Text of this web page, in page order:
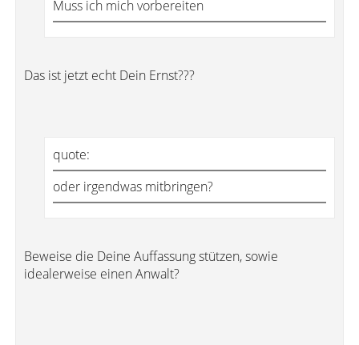
Muss ich mich vorbereiten
Das ist jetzt echt Dein Ernst???
quote:
oder irgendwas mitbringen?
Beweise die Deine Auffassung stützen, sowie
idealerweise einen Anwalt?